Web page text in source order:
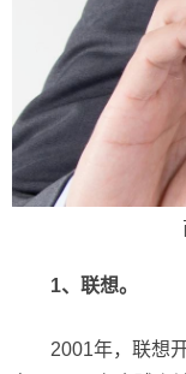
1、联想。
2001年，联想